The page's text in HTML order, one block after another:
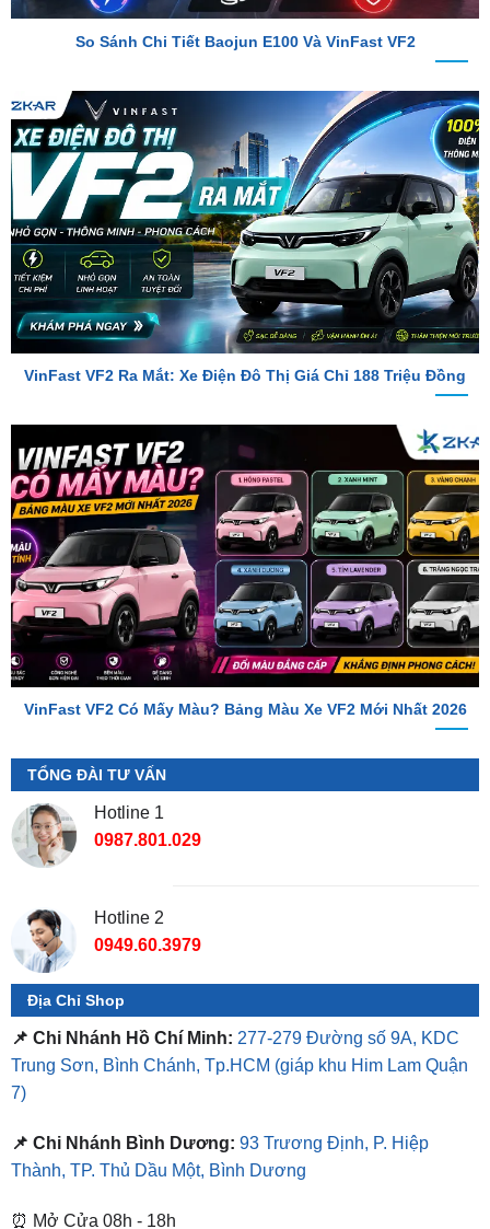
VinFast VF2 Ra Mắt: Xe Điện Đô Thị Giá Chỉ 188 Triệu Đồng
VinFast VF2 Có Mấy Màu? Bảng Màu Xe VF2 Mới Nhất 2026
TỔNG ĐÀI TƯ VẤN
Hotline 1
0987.801.029
Địa Chỉ Shop
📌 Chi Nhánh Hồ Chí Minh: 277-279 Đường số 9A, KDC
Trung Sơn, Bình Chánh, Tp.HCM
7)
📌 Chi Nhánh Bình Dương:
⏰ Mở Cửa 08h - 18h
❤️ Dịch vụ làm xe tận nơi tại Sài Gòn, Bình Dương và các